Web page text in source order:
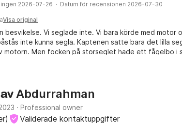
2026-07-26 · Datum för recensionen 2026-07-30
Visa original
besvikelse. Vi seglade inte. Vi bara körde med motor
inte kunna segla. Kaptenen satte bara det lilla
motorn. Men focken på storseglet hade ett fågelbo i
inte en segelbåt bara för motor. Vi sitter kvar
Abdurrahman
· Professional owner
)
Validerade kontaktuppgifter